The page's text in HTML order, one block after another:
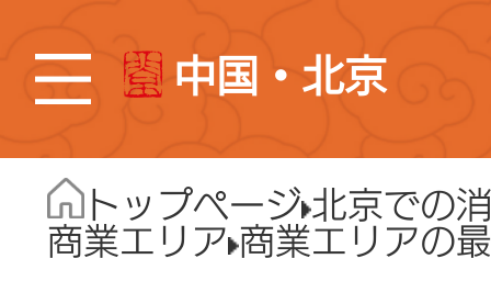
中国・北京
トップページ 北京での
商業エリア 商業エリアの